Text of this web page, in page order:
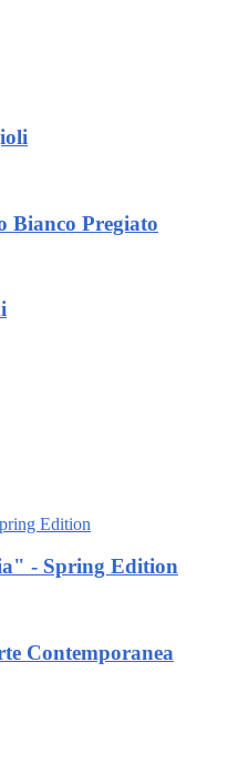
Bianco Pregiato
- Spring Edition
Contemporanea